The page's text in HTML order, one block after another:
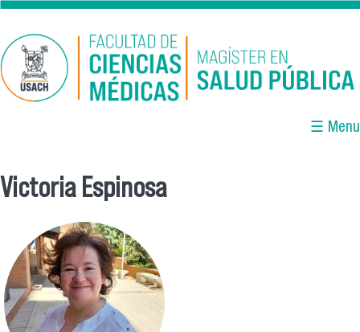
Pasar al contenido principal
☰ Menu
Se encuentra usted aquí
Victoria Espinosa